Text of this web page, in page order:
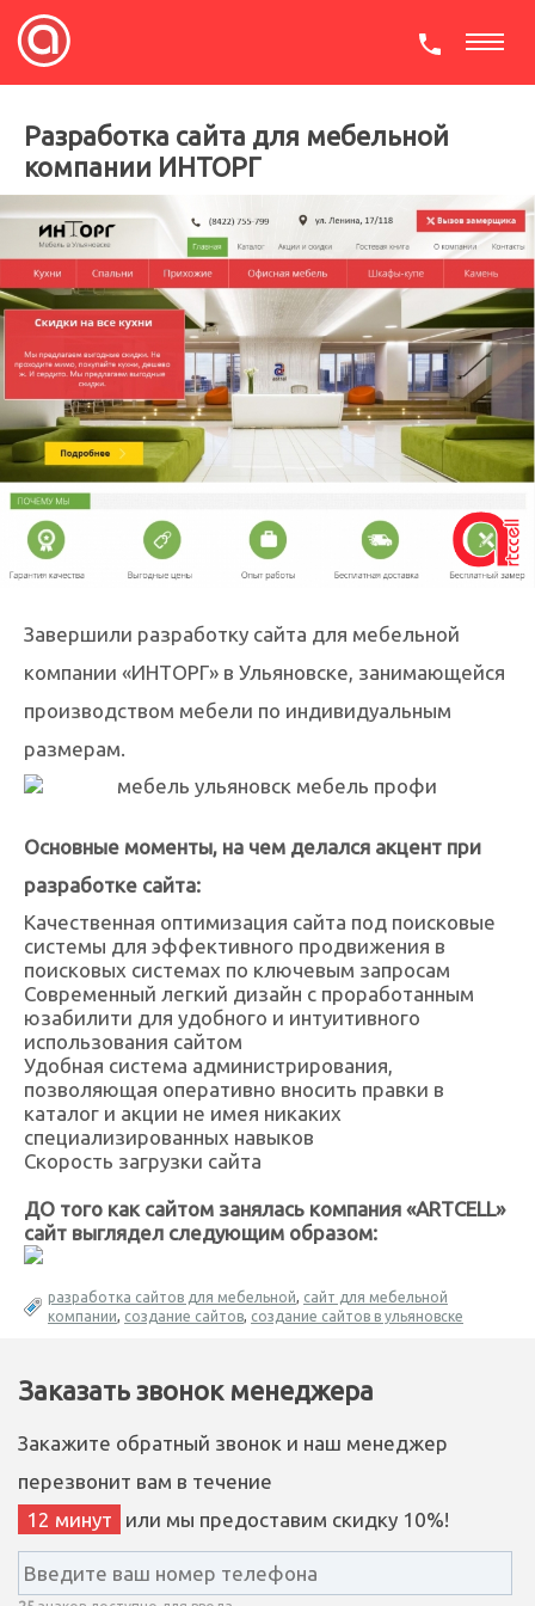
Разработка сайта для мебельной
компании ИНТОРГ
Завершили разработку сайта для мебельной
компании «ИНТОРГ» в Ульяновске, занимающейся
производством мебели по индивидуальным
размерам.
Основные моменты, на чем делался акцент при
разработке сайта:
Качественная оптимизация сайта под поисковые
системы для эффективного продвижения в
поисковых системах по ключевым запросам
Современный легкий дизайн с проработанным
юзабилити для удобного и интуитивного
использования сайтом
Удобная система администрирования,
позволяющая оперативно вносить правки в
каталог и акции не имея никаких
специализированных навыков
Скорость загрузки сайта
ДО того как сайтом занялась компания «ARTCELL»
сайт выглядел следующим образом:
разработка сайтов для мебельной, сайт для мебельной
компании, создание сайтов, создание сайтов в ульяновске
Заказать звонок менеджера
Закажите обратный звонок и наш менеджер
перезвонит вам в течение
12 минут
или мы предоставим скидку 10%!